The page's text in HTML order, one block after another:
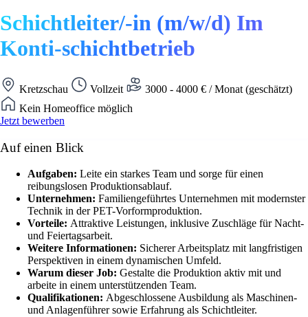
Schichtleiter/-in (m/w/d) Im
Konti-schichtbetrieb
Kretzschau Vollzeit
3000 - 4000 € / Monat (geschätzt)
Kein Homeoffice möglich
Jetzt bewerben
Auf einen Blick
Aufgaben: Leite ein starkes Team und sorge für einen
reibungslosen Produktionsablauf.
Unternehmen: Familiengeführtes Unternehmen mit modernster
Technik in der PET-Vorformproduktion.
Vorteile: Attraktive Leistungen, inklusive Zuschläge für Nacht-
und Feiertagsarbeit.
Weitere Informationen: Sicherer Arbeitsplatz mit langfristigen
Perspektiven in einem dynamischen Umfeld.
Warum dieser Job: Gestalte die Produktion aktiv mit und
arbeite in einem unterstützenden Team.
Qualifikationen: Abgeschlossene Ausbildung als Maschinen-
und Anlagenführer sowie Erfahrung als Schichtleiter.